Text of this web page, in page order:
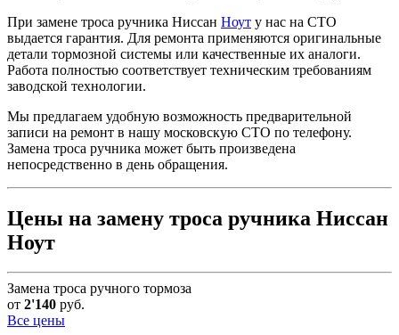
При замене троса ручника Ниссан Ноут у нас на СТО
выдается гарантия. Для ремонта применяются оригинальные
детали тормозной системы или качественные их аналоги.
Работа полностью соответствует техническим требованиям
заводской технологии.
Мы предлагаем удобную возможность предварительной
записи на ремонт в нашу московскую СТО по телефону.
Замена троса ручника может быть произведена
непосредственно в день обращения.
Цены на замену троса ручника Ниссан
Ноут
Замена троса ручного тормоза
от 2'140 руб.
Все цены